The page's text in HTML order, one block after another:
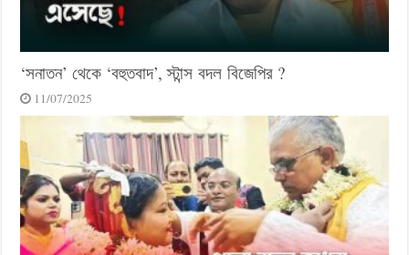
‘সনাতন’ থেকে ‘বহুতবাদ’, স্টান্স বদল বিজেপির ?
11/07/2025